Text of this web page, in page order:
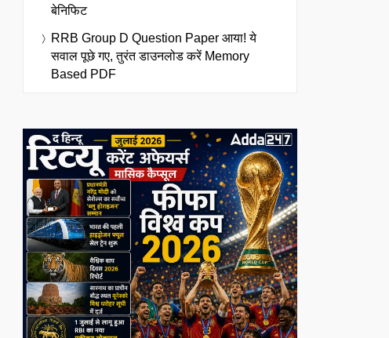
बेनिफिट
RRB Group D Question Paper आया! ये
सवाल पूछे गए, तुरंत डाउनलोड करें Memory
Based PDF